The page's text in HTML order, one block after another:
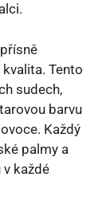
Tento
sudech,
barvu
Každý
palmy a
každé